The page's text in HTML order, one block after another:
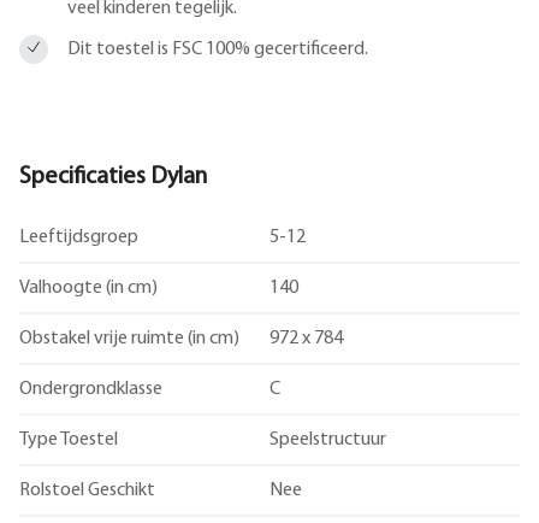
veel kinderen tegelijk.
Dit toestel is FSC 100% gecertificeerd.
Specificaties Dylan
Leeftijdsgroep 5-12
Valhoogte (in cm) 140
Obstakel vrije ruimte (in cm) 972 x 784
Ondergrondklasse C
Type Toestel Speelstructuur
Rolstoel Geschikt Nee